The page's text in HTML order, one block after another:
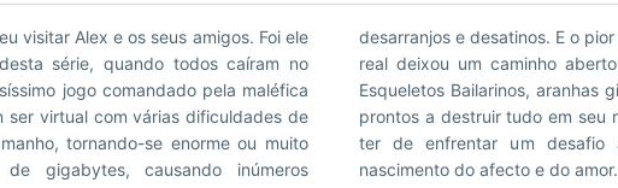
visitar Alex e os seus amigos. Foi ele
série, quando todos caíram no
jogo comandado pela maléfica
ser virtual com várias dificuldades de
tornando-se enorme ou muito
gigabytes, causando inúmeros
do mundo virtual para o mundo
Maspúcia com o seu exército de
série de seres sem sentimentos e
Alex e o seu grupo de amigos vão
ainda assim, há espaço para o
nascimento do afecto e do amor.